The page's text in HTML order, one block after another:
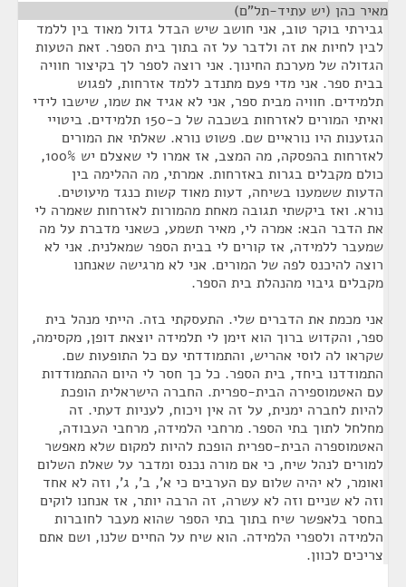
מאיר כהן (יש עתיד-תל"ם)
גבירתי בוקר טוב, אני חושב שיש הבדל גדול מאוד בין ללמד
לבין לחיות את זה ולדבר על זה בתוך בית הספר. זאת הטעות
הגדולה של מערכת החינוך. אני רוצה לספר לך בקיצור חוויה
בבית ספר. אני מדי פעם מתנדב ללמד אזרחות, לפגוש
תלמידים. חוויה מבית ספר, אני לא אגיד את שמו, שישבו לידי
ואיתי המורים לאזרחות בשכבה של כ-150 תלמידים. ביטויי
הגזענות היו נוראיים שם. פשוט נורא. שאלתי את המורים
לאזרחות בהפסקה, מה המצב, אז אמרו לי שאצלם יש 100%,
כולם מקבלים בגרות באזרחות. אמרתי, מה ההלימה בין
הדעות ששמענו בשיחה, דעות מאוד קשות כנגד מיעוטים.
נורא. ואז ביקשתי תגובה מאחת מהמורות לאזרחות שאמרה לי
את הדבר הבא: אמרה לי, מאיר תשמע, כשאני מדברת על מה
שמעבר ללמידה, אז קורים לי בבית הספר שמאלנית. אני לא
רוצה להיכנס לפה של המורים. אני לא מרגישה שאנחנו
מקבלים גיבוי מהנהלת בית הספר.
אני מכמת את הדברים שלי. התעסקתי בזה. הייתי מנהל בית
ספר, והקדוש ברוך הוא זימן לי תלמידה יוצאת דופן, מקסימה,
שקראו לה לוסי אהריש, והתמודדתי עם כל התופעות שם.
התמודדנו ביחד, בית הספר. כל כך חסר לי היום ההתמודדות
עם האטמוספירה הבית-ספרית. החברה הישראלית הופכת
להיות לחברה ימנית, על זה אין ויכוח, לעניות דעתי. זה
מחלחל לתוך בתי הספר. מרחבי הלמידה, מרחבי העבודה,
האטמוספרה הבית-ספרית הופכת להיות למקום שלא מאפשר
למורים לנהל שיח, כי אם מורה נכנס ומדבר על שאלת השלום
ואומר, לא יהיה שלום עם הערבים כי א', ב', ג', וזה לא אחד
וזה לא שניים וזה לא עשרה, זה הרבה יותר, אז אנחנו לוקים
בחסר בלאפשר שיח בתוך בתי הספר שהוא מעבר לחוברות
הלמידה ולספרי הלמידה. הוא שיח על החיים שלנו, ושם אתם
צריכים לכוון.